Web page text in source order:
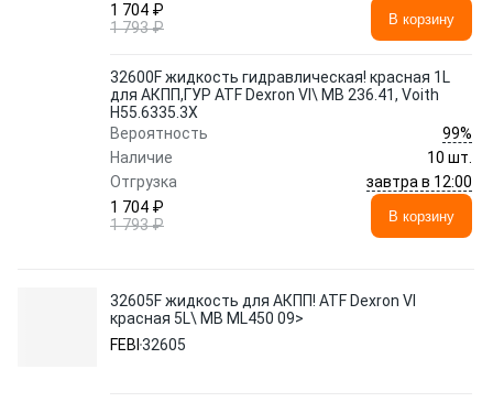
1 704 ₽
1 793 ₽
В корзину
32600F жидкость гидравлическая! красная 1L
для АКПП,ГУР ATF Dexron VI\ MB 236.41, Voith
H55.6335.3X
Вероятность
99%
Наличие
10 шт.
Отгрузка
завтра в 12:00
1 704 ₽
1 793 ₽
В корзину
32605F жидкость для АКПП! ATF Dexron VI
красная 5L\ MB ML450 09>
FEBI 32605